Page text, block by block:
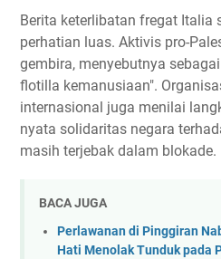
Berita keterlibatan fregat Italia
perhatian luas. Aktivis pro-
gembira, menyebutnya
flotilla kemanusiaan".
internasional juga menilai
nyata solidaritas negara
masih terjebak dalam blokade.
BACA JUGA
Perlawanan di Pinggiran
Hati Menolak Tunduk pada